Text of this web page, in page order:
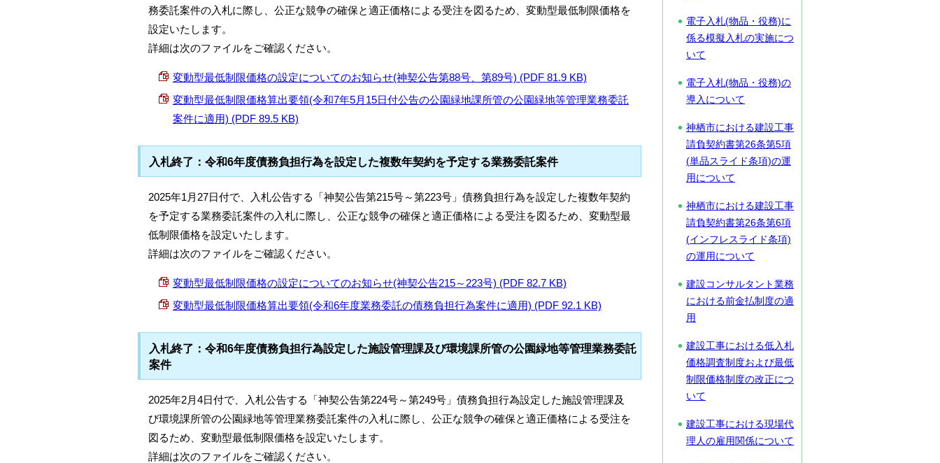
務委託案件の入札に際し、公正な競争の確保と適正価格による受注を図るため、変動型最低制限価格を
設定いたします。
詳細は次のファイルをご確認ください。
変動型最低制限価格の設定についてのお知らせ(神契公告第88号、第89号) (PDF 81.9 KB)
変動型最低制限価格算出要領(令和7年5月15日付公告の公園緑地課所管の公園緑地等管理業務委託
案件に適用) (PDF 89.5 KB)
入札終了：令和6年度債務負担行為を設定した複数年契約を予定する業務委託案件
2025年1月27日付で、入札公告する「神契公告第215号～第223号」債務負担行為を設定した複数年契約
を予定する業務委託案件の入札に際し、公正な競争の確保と適正価格による受注を図るため、変動型最
低制限価格を設定いたします。
詳細は次のファイルをご確認ください。
変動型最低制限価格の設定についてのお知らせ(神契公告215～223号) (PDF 82.7 KB)
変動型最低制限価格算出要領(令和6年度業務委託の債務負担行為案件に適用) (PDF 92.1 KB)
入札終了：令和6年度債務負担行為設定した施設管理課及び環境課所管の公園緑地等管理業務委託
案件
2025年2月4日付で、入札公告する「神契公告第224号～第249号」債務負担行為設定した施設管理課及
び環境課所管の公園緑地等管理業務委託案件の入札に際し、公正な競争の確保と適正価格による受注を
図るため、変動型最低制限価格を設定いたします。
詳細は次のファイルをご確認ください。
電子入札(物品・役務)に
係る模擬入札の実施につ
いて
電子入札(物品・役務)の
導入について
神栖市における建設工事
請負契約書第26条第5項
(単品スライド条項)の運
用について
神栖市における建設工事
請負契約書第26条第6項
(インフレスライド条項)
の運用について
建設コンサルタント業務
における前金払制度の適
用
建設工事における低入札
価格調査制度および最低
制限価格制度の改正につ
いて
建設工事における現場代
理人の雇用関係について